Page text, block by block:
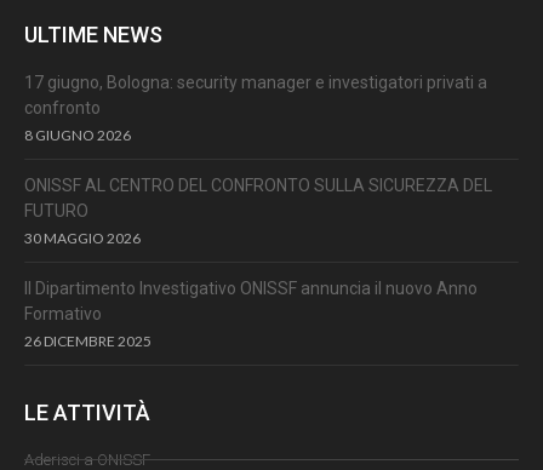
LE ATTIVITÀ
Aderisci a ONISSF
ULTIME NEWS
17 giugno, Bologna: security manager e investigatori privati a
confronto
8 GIUGNO 2026
ONISSF AL CENTRO DEL CONFRONTO SULLA SICUREZZA DEL
FUTURO
30 MAGGIO 2026
Il Dipartimento Investigativo ONISSF annuncia il nuovo Anno
Formativo
26 DICEMBRE 2025